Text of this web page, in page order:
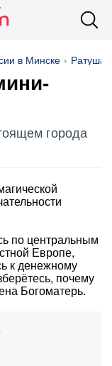
в Минске Ратуша
города
по центральным
Европе,
к денежному
почему
Богоматерь.